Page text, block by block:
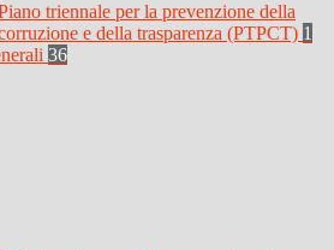
triennale per la prevenzione della
e della trasparenza (PTPCT) 1
36